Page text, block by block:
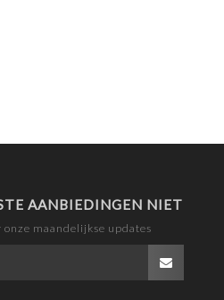
AANBIEDINGEN NIET
maandelijkse updates